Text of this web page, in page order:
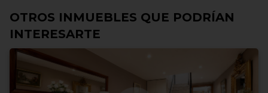
OTROS INMUEBLES QUE PODRÍAN
INTERESARTE